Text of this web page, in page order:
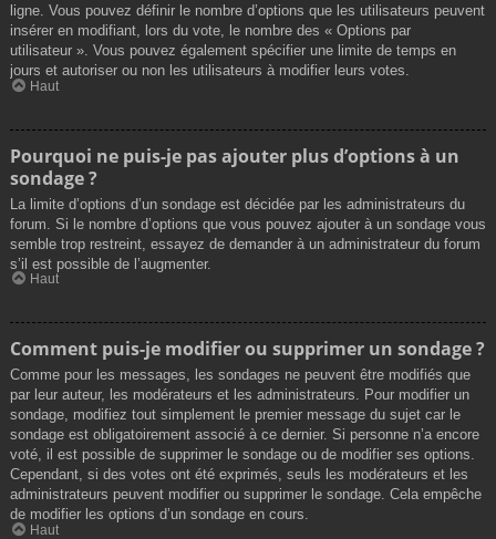
ligne. Vous pouvez définir le nombre d’options que les utilisateurs peuvent
insérer en modifiant, lors du vote, le nombre des « Options par
utilisateur ». Vous pouvez également spécifier une limite de temps en
jours et autoriser ou non les utilisateurs à modifier leurs votes.
Haut
Pourquoi ne puis-je pas ajouter plus d’options à un
sondage ?
La limite d’options d’un sondage est décidée par les administrateurs du
forum. Si le nombre d’options que vous pouvez ajouter à un sondage vous
semble trop restreint, essayez de demander à un administrateur du forum
s’il est possible de l’augmenter.
Haut
Comment puis-je modifier ou supprimer un sondage ?
Comme pour les messages, les sondages ne peuvent être modifiés que
par leur auteur, les modérateurs et les administrateurs. Pour modifier un
sondage, modifiez tout simplement le premier message du sujet car le
sondage est obligatoirement associé à ce dernier. Si personne n’a encore
voté, il est possible de supprimer le sondage ou de modifier ses options.
Cependant, si des votes ont été exprimés, seuls les modérateurs et les
administrateurs peuvent modifier ou supprimer le sondage. Cela empêche
de modifier les options d’un sondage en cours.
Haut